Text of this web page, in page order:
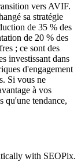
vers AVIF.
sa stratégie
de 35 % des
de 20 % des
; ce sont des
investissant dans
d'engagement
Si vous ne
à vos
qu'une tendance,
with SEOPix.